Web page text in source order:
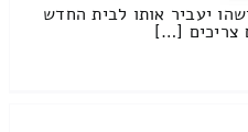
יעביר אותו לבית החדש
צריכים […]